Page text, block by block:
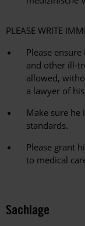
PLEASE WRITE
Please
and other ill-
allowed,
a lawyer of
Make sure
standards.
Please grant
to medical
Sachlage